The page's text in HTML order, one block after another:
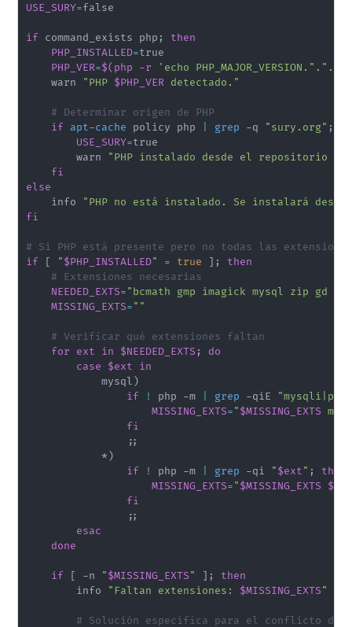
USE_SURY=false
if command_exists php ;
then
PHP_INSTALLED=true
PHP_VER=$( php -r
'echo
    warn
"PHP $PHP_VER detectado."
# Determinar origen de PHP
if
apt-cache policy php grep -q "sury.org" ;
USE_SURY=true
        warn
"PHP instalado desde el repositorio
fi
else
    info
"PHP no está instalado. Se instalará
fi
# Si PHP está presente pero no todas las
if
[ "$PHP_INSTALLED" = true ] ;
then
# Extensiones necesarias
NEEDED_EXTS="bcmath gmp imagick mysql zip gd
MISSING_EXTS=""
# Verificar qué extensiones faltan
for
ext in $NEEDED_EXTS ;
do
case
$ext
in
            mysql
)
if
! php -m grep -qiE
MISSING_EXTS="$MISSING_EXTS
fi
;;
            *
)
if
! php -m grep -qi "$ext" ;
then
MISSING_EXTS="$MISSING_EXTS
fi
;;
esac
done
if [ -n "$MISSING_EXTS" ] ;
then
        info
"Faltan extensiones: $MISSING_EXTS"
# Solución específica para el conflicto de